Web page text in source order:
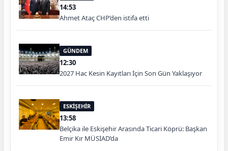
14:53
Ahmet Ataç CHP’den istifa etti
GÜNDEM
12:30
2027 Hac Kesin Kayıtları İçin Son Gün Yaklaşıyor
ESKİŞEHİR
13:58
Belçika ile Eskişehir Arasında Ticari Köprü: Başkan
Emir Kır MÜSİAD’da